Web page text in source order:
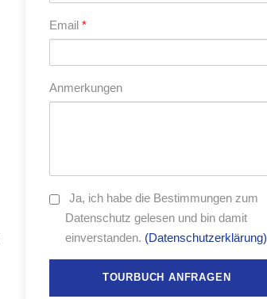
Email *
Anmerkungen
Ja, ich habe die Bestimmungen zum
Datenschutz gelesen und bin damit
einverstanden. (Datenschutzerklärung)